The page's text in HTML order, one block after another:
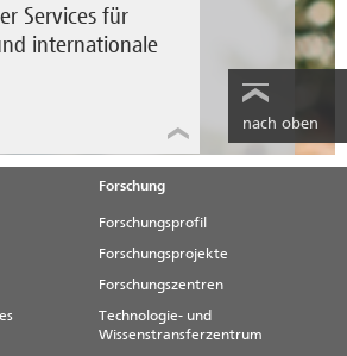
Services für
internationale
nach oben
Forschung
Forschungsprofil
Forschungsprojekte
Forschungszentren
Technologie- und
Wissenstransferzentrum